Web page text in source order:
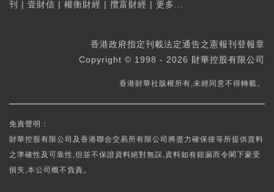
刊
| 壹財信 | 權衡財經 | 攬富財經 | 更多...
香港政府指定刊載法定通告之憲報刊登報章
Copyright © 1998 - 2026 財華控股有限公司
香港財華社版權所有,未經同意不得轉載。
免責聲明：
財華控股有限公司及香港聯合交易所有限公司將盡力確保彼等所提供資料
之準確性及可靠性,但並不保證資料絕對無誤,資料如有錯漏而令閣下蒙受
損失,本公司概不負責。